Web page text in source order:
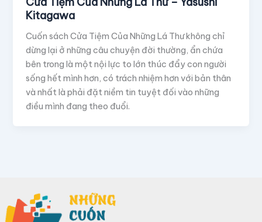
Kitagawa
Cuốn sách Cửa Tiệm Của Những Lá Thư không chỉ
dừng lại ở những câu chuyện đời thường, ẩn chứa
bên trong là một nội lực to lớn thúc đẩy con người
sống hết mình hơn, có trách nhiệm hơn với bản thân
và nhất là phải đặt niềm tin tuyệt đối vào những
điều mình đang theo đuổi.